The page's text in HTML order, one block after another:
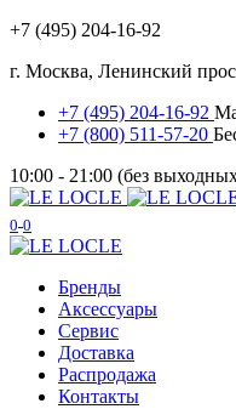
+7 (495) 204-16-92
г. Москва, Ленинский
+7 (495) 204-16-92
+7 (800) 511-57-20
10:00 - 21:00 (без
0 0
Бренды
Аксессуары
Сервис
Доставка
Распродажа
Контакты